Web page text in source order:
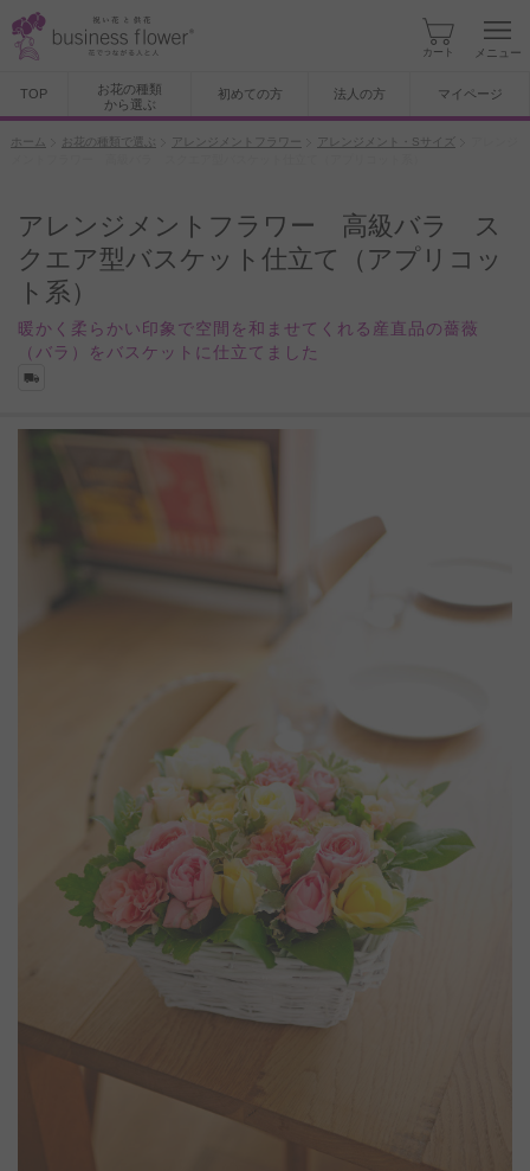
カート メニュー
TOP
お花の種類
から選ぶ
初めての方 法人の方 マイページ
ホーム お花の種類で選ぶ アレンジメントフラワー アレンジメント・Sサイズ
アレンジメントフラワー 高級バラ ス
クエア型バスケット仕立て（アプリコッ
ト系）
暖かく柔らかい印象で空間を和ませてくれる産直品の薔薇
（バラ）をバスケットに仕立てました